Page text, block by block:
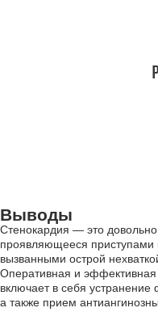
Выводы
Стенокардия — это
проявляющееся приступами
вызванными острой
Оперативная и
включает в себя устранение
а также прием